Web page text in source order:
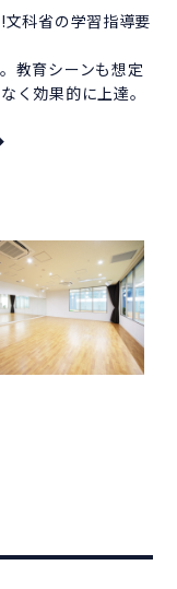
科省の学習指導要
教育シーンも想定
く効果的に上達。